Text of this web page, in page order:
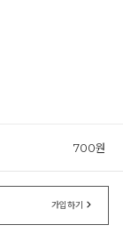
700원
가입하기